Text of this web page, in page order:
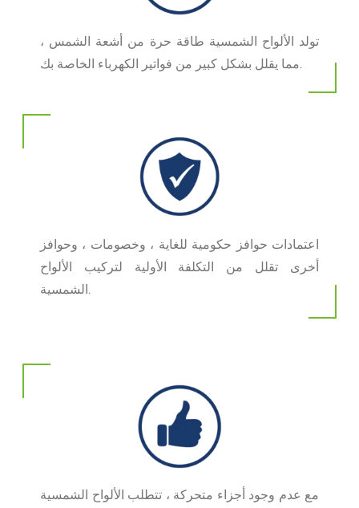
تولد الألواح الشمسية طاقة حرة من أشعة الشمس ،
مما يقلل بشكل كبير من فواتير الكهرباء الخاصة بك.
اعتمادات حوافز حكومية للغاية ، وخصومات ، وحوافز
أخرى تقلل من التكلفة الأولية لتركيب الألواح
الشمسية.
مع عدم وجود أجزاء متحركة ، تتطلب الألواح الشمسية